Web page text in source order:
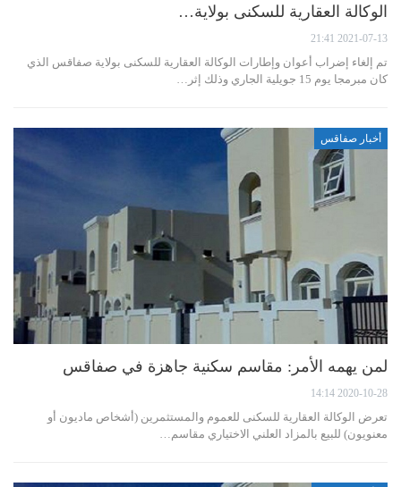
الوكالة العقارية للسكنى بولاية…
2021-07-13 21:41
تم إلغاء إضراب أعوان وإطارات الوكالة العقارية للسكنى بولاية صفاقس الذي
كان مبرمجا يوم 15 جويلية الجاري وذلك إثر…
أخبار صفاقس
لمن يهمه الأمر: مقاسم سكنية جاهزة في صفاقس
2020-10-28 14:14
تعرض الوكالة العقارية للسكنى للعموم والمستثمرين (أشخاص ماديون أو
معنويون) للبيع بالمزاد العلني الاختياري مقاسم…